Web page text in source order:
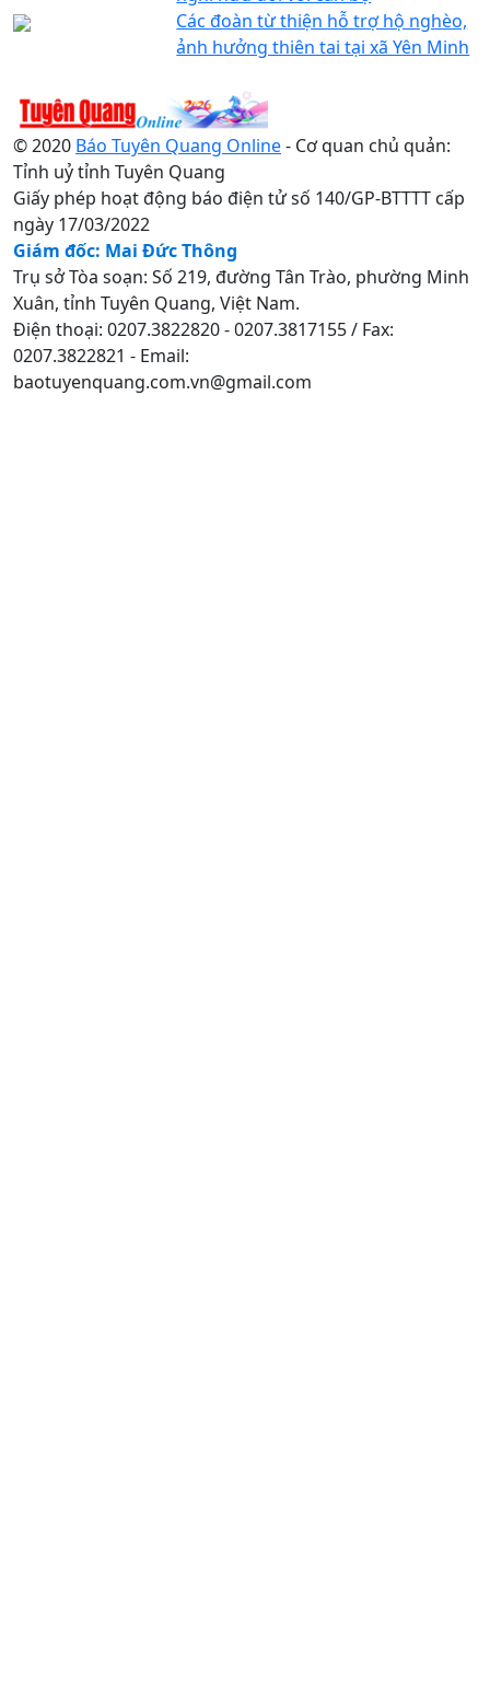
Các đoàn từ thiện hỗ trợ hộ nghèo,
ảnh hưởng thiên tai tại xã Yên Minh
© 2020 Báo Tuyên Quang Online- Cơ quan chủ quản:
Tỉnh uỷ tỉnh Tuyên Quang
Giấy phép hoạt động báo điện tử số 140/GP-BTTTT cấp
ngày 17/03/2022
Giám đốc: Mai Đức Thông
Trụ sở Tòa soạn: Số 219, đường Tân Trào, phường Minh
Xuân, tỉnh Tuyên Quang, Việt Nam.
Điện thoại: 0207.3822820 - 0207.3817155 / Fax:
0207.3822821 - Email:
baotuyenquang.com.vn@gmail.com